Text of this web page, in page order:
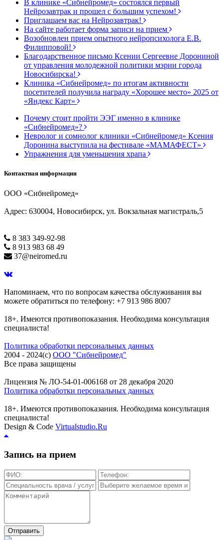
В клинике «Сибнейромед» состоялся первый
Нейрозавтрак и прошел с большим успехом!
Приглашаем вас на Нейрозавтрак!
На сайте работает форма записи на прием
Возобновлен прием опытного нейропсихолога Е.В.
Филипповой!
Благодарственное письмо Ксении Сергеевне Дорониной
от управления молодежной политики мэрии города
Новосибирска!
Клиника «Сибнейромед» по итогам активности
посетителей получила награду «Хорошее место» 2025 от
«Яндекс Карт»
Почему стоит пройти ЭЭГ именно в клинике
«Сибнейромед»?
Невролог и сомнолог клиники «Сибнейромед» Ксения
Доронина выступила на фестивале «МАМАФЕСТ»
Упражнения для уменьшения храпа
Контактная информация
ООО «Сибнейромед»
Адрес: 630004, Новосибирск, ул. Вокзальная магистраль,5
8 383 349-92-98
8 913 983 68 49
37@neiromed.ru
Напоминаем, что по вопросам качества обслуживания вы
можете обратиться по телефону: +7 913 986 8007
18+. Имеются противопоказания. Необходима консультация
специалиста!
Политика обработки персональных данных
2004 - 2024(c) ООО "Сибнейромед"
Все права защищены
Лицензия № ЛО-54-01-006168 от 28 декабря 2020
Политика обработки персональных данных
18+. Имеются противопоказания. Необходима консультация
специалиста!
Design & Code Virtualstudio.Ru
Запись на прием
Отправить